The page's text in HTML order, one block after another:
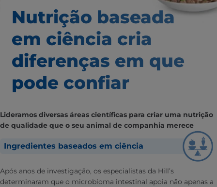
Nutrição baseada
em ciência cria
diferenças em que
pode confiar
Lideramos diversas áreas científicas para criar uma nutrição
de qualidade que o seu animal de companhia merece
Ingredientes baseados em ciência
Após anos de investigação, os especialistas da Hill’s
determinaram que o microbioma intestinal apoia não apenas a